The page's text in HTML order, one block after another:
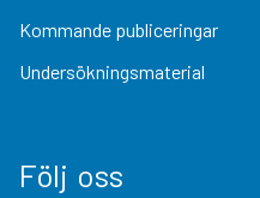
Kommande publiceringar
Undersökningsmaterial
Följ oss